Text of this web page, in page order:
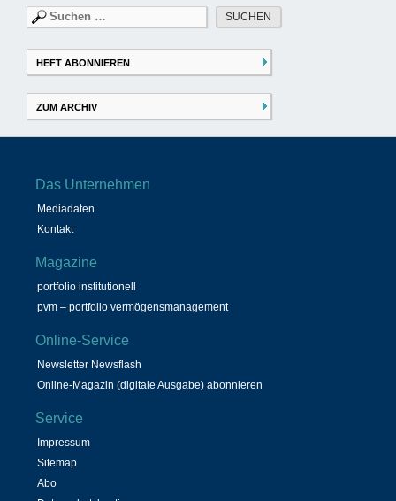
Suchen
nach:
HEFT ABONNIEREN
ZUM ARCHIV
Das Unternehmen
Mediadaten
Kontakt
Magazine
portfolio institutionell
pvm – portfolio vermögensmanagement
Online-Service
Newsletter Newsflash
Online-Magazin (digitale Ausgabe) abonnieren
Service
Impressum
Sitemap
Abo